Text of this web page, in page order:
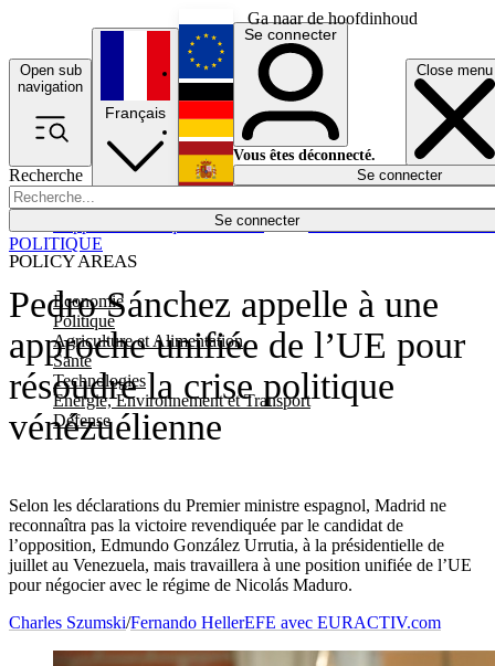
Ga naar de hoofdinhoud
Open sub
navigation
Close menu
Recherche
Se connecter
POLICY AREAS
Economie
Politique
Agriculture et Alimentation
Santé
Technologies
Energie, Environnement et Transport
Défense
Économie
Français
English
Deutsch
Español
Se connecter
Vous êtes déconnecté.
Se connecter
Pedro Sánchez appelle à une
approche unifiée de l’UE pour
résoudre la crise politique
vénézuélienne
Selon les déclarations du Premier ministre espagnol, Madrid ne
reconnaîtra pas la victoire revendiquée par le candidat de
l’opposition, Edmundo González Urrutia, à la présidentielle de
juillet au Venezuela, mais travaillera à une position unifiée de l’UE
pour négocier avec le régime de Nicolás Maduro.
POLITIQUE
Charles Szumski/Fernando HellerEFE avec EURACTIV.com